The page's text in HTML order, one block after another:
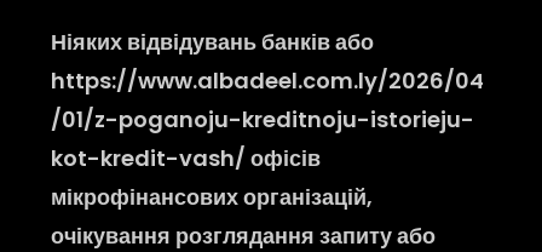
Ніяких відвідувань банків або
https://www.albadeel.com.ly/2026/04
/01/z-poganoju-kreditnoju-istorieju-
kot-kredit-vash/ офісів
мікрофінансових організацій,
очікування розглядання запиту або